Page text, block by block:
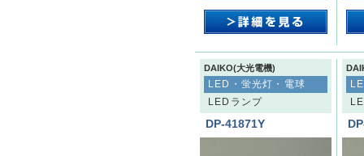
DAIKO(大光電機)
LED・蛍光灯・電球
LEDランプ
DP-41871Y